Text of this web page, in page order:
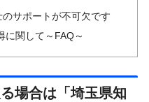
サポートが不可欠です
に関して～FAQ～
場合は「埼玉県知